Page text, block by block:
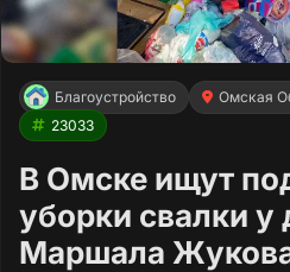
Благоустройство Омская
23033
В Омске ищут
уборки свалки у
Маршала